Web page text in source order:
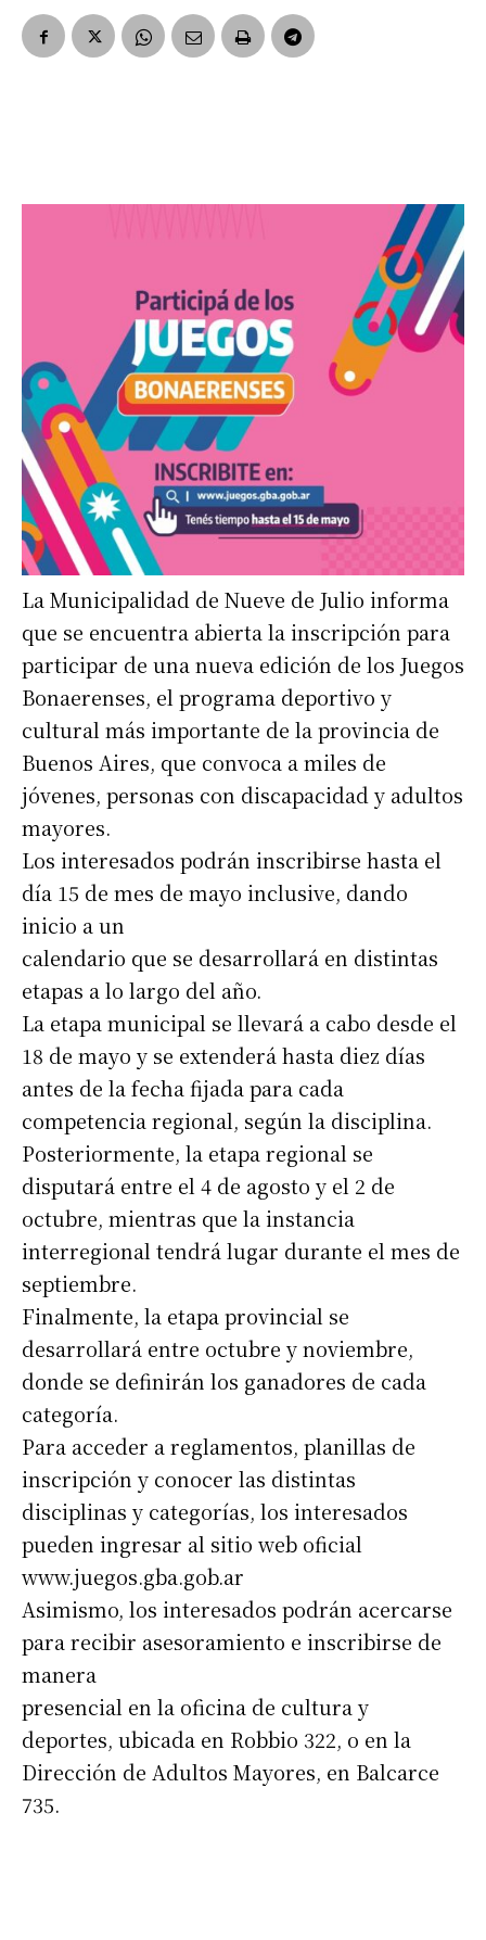
La Municipalidad de Nueve de Julio informa
que se encuentra abierta la inscripción para
participar de una nueva edición de los Juegos
Bonaerenses, el programa deportivo y
cultural más importante de la provincia de
Buenos Aires, que convoca a miles de
jóvenes, personas con discapacidad y adultos
mayores.
Los interesados podrán inscribirse hasta el
día 15 de mes de mayo inclusive, dando
inicio a un
calendario que se desarrollará en distintas
etapas a lo largo del año.
La etapa municipal se llevará a cabo desde el
18 de mayo y se extenderá hasta diez días
antes de la fecha fijada para cada
competencia regional, según la disciplina.
Posteriormente, la etapa regional se
disputará entre el 4 de agosto y el 2 de
octubre, mientras que la instancia
interregional tendrá lugar durante el mes de
septiembre.
Finalmente, la etapa provincial se
desarrollará entre octubre y noviembre,
donde se definirán los ganadores de cada
categoría.
Para acceder a reglamentos, planillas de
inscripción y conocer las distintas
disciplinas y categorías, los interesados
pueden ingresar al sitio web oficial
www.juegos.gba.gob.ar
Asimismo, los interesados podrán acercarse
para recibir asesoramiento e inscribirse de
manera
presencial en la oficina de cultura y
deportes, ubicada en Robbio 322, o en la
Dirección de Adultos Mayores, en Balcarce
735.